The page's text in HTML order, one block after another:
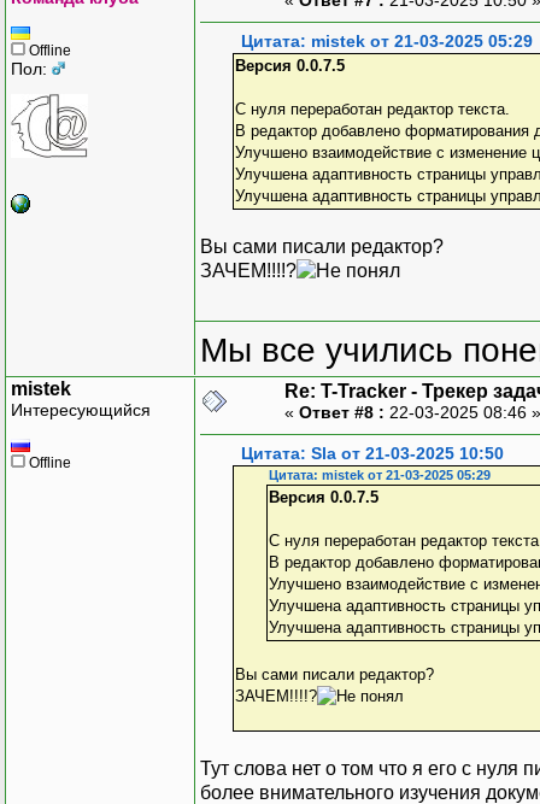
Offline
Пол:
Цитата: mistek от 21-03-2025 05:29
Версия 0.0.7.5
С нуля переработан редактор текста.
В редактор добавлено форматирования
Улучшено взаимодействие с изменение
Улучшена адаптивность страницы
Улучшена адаптивность страницы
Вы сами писали редактор?
ЗАЧЕМ!!!!?
Мы все учились
mistek
Интересующийся
Offline
Re: T-Tracker - Трекер
« Ответ #8 : 22-03-2025 08:46
Цитата: Sla от 21-03-2025 10:50
Цитата: mistek от 21-03-2025 05:29
Версия 0.0.7.5
С нуля переработан редактор
В редактор добавлено
Улучшено взаимодействие с
Улучшена адаптивность страницы
Улучшена адаптивность страницы
Вы сами писали редактор?
ЗАЧЕМ!!!!?
Тут слова нет о том что я его с нуля
более внимательного изучения